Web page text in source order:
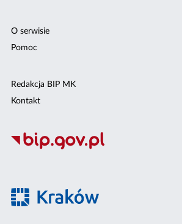
O serwisie
Pomoc
Redakcja BIP MK
Kontakt